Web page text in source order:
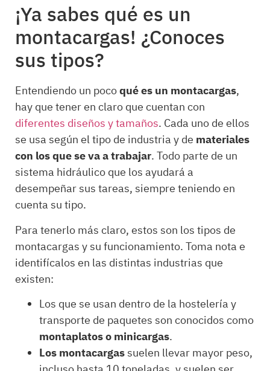
¡Ya sabes qué es un
montacargas! ¿Conoces
sus tipos?
Entendiendo un pocoqué es un montacargas,
hay que tener en claro que cuentan con
diferentes diseños y tamaños. Cada uno de ellos
se usa según el tipo de industria y de materiales
con los que se va a trabajar. Todo parte de un
sistema hidráulico que los ayudará a
desempeñar sus tareas, siempre teniendo en
cuenta su tipo.
Para tenerlo más claro, estos son los tipos de
montacargas y su funcionamiento. Toma nota e
identifícalos en las distintas industrias que
existen:
Los que se usan dentro de la hostelería y
transporte de paquetes son conocidos como
montaplatos o minicargas.
Los montacargassuelen llevar mayor peso,